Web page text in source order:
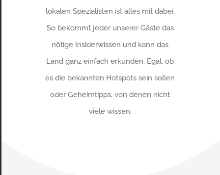
lokalen Spezialisten ist alles mit dabei.
So bekommt jeder unserer Gäste das
nötige Insiderwissen und kann das
Land ganz einfach erkunden. Egal, ob
es die bekannten Hotspots sein sollen
oder Geheimtipps, von denen nicht
viele wissen.